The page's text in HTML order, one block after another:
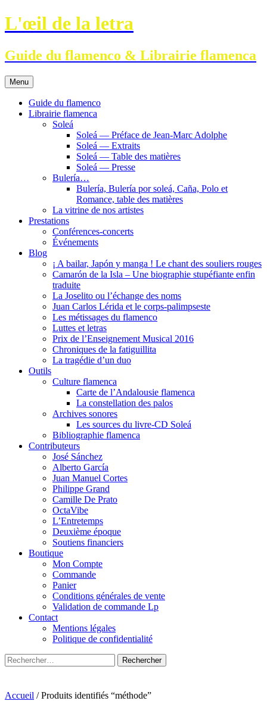
Aller
au
L'œil de la letra
Guide du flamenco & Librairie flamenca
Menu
Guide du flamenco
Librairie flamenca
Soleá
Soleá — Préface de Jean-Marc Adolphe
Soleá — Extraits
Soleá — Table des matières
Soleá — Presse
Bulería…
Bulería, Bulería por soleá, Caña, Polo et
Romance, table des matières
La vitrine de nos artistes
Prestations
Conférences-concerts
Événements
Blog
¡ A bailar, Japón y manga ! Le chant des souliers rouges
Camarón de la Isla – Une biographie stupéfiante enfin
traduite
La Joselito ou l’échange des noms
Juan Carlos Lérida et le corps-palimpseste
Les métissages du flamenco
Luttes et letras
Prix de l’Enseignement Musical 2016
Chroniques de la fatiguillita
La tragédie d’un duo
Outils
Culture flamenca
Carte de l’Andalousie flamenca
La constellation des palos
Archives sonores
Les sources du livre-CD Soleá
Bibliographie flamenca
Contributeurs
José Sánchez
Alberto García
Juan Manuel Cortes
Philippe Grand
Camille De Prato
OctaVibe
L’Entretemps
Deuxième époque
Soutiens financiers
Boutique
Mon Compte
Commande
Panier
Conditions générales de vente
Validation de commande Lp
Contact
Mentions légales
Politique de confidentialité
Rechercher :
Accueil / Produits identifiés “méthode”